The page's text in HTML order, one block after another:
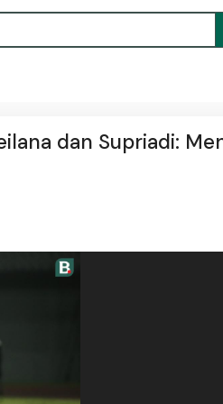
dan Supriadi: